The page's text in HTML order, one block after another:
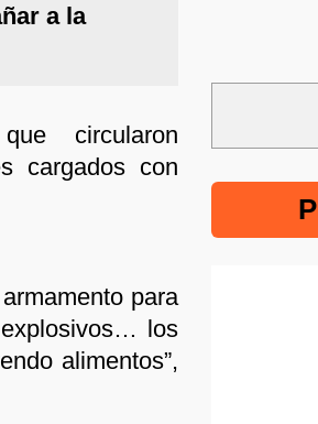
a la
circularon
cargados con
para
los
alimentos”,